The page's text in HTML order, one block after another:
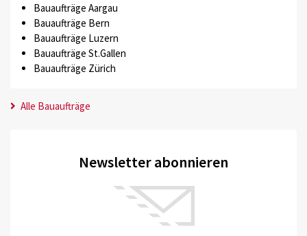
Bauaufträge Aargau
Bauaufträge Bern
Bauaufträge Luzern
Bauaufträge St.Gallen
Bauaufträge Zürich
Alle Bauaufträge
Newsletter abonnieren